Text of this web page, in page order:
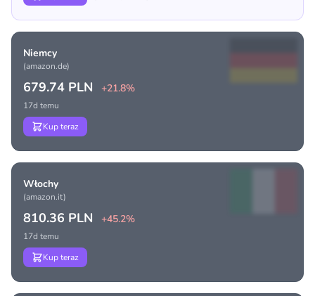
Niemcy
(amazon.de)
679.74 PLN +21.8%
17d temu
Kup teraz
Włochy
(amazon.it)
810.36 PLN +45.2%
17d temu
Kup teraz